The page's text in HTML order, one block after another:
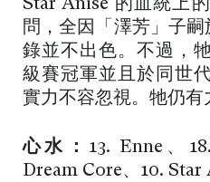
Star Anise 的血統上
問，全因「澤芳」子
錄並不出色。不過，
級賽冠軍並且於同世
實力不容忽視。牠仍有
心水： 13. Enne、
Dream Core、10. Star